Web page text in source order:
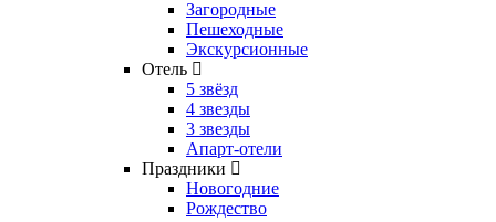
Загородные
Пешеходные
Экскурсионные
Отель
5 звёзд
4 звезды
3 звезды
Апарт-отели
Праздники
Новогодние
Рождество